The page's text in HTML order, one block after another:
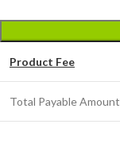
Product Fee
Total Payable Amount